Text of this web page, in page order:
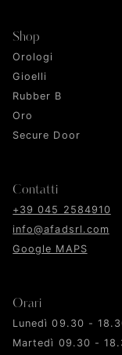
Shop
Orologi
Gioelli
Rubber B
Oro
Secure Door
Contatti
+39 045 2584910
info@afadsrl.com
Google MAPS
Orari
Lunedì 09.30 -
Martedì 09.30 -